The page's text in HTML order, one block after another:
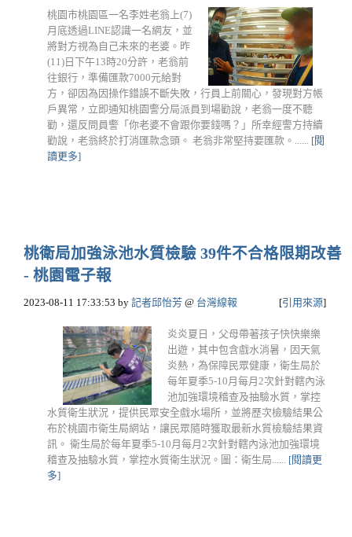
桃園市桃園區一名李姓老翁上(7)
月底透過LINE認識一名網友，並
將對方視為自己未來的老婆。昨
(11)日下午13時20分許，老翁前
往銀行，準備匯款7000元給對
方，卻因為因操作錯誤不斷失敗，行員上前關心，發現對方帳
戶異常，立即通知桃園警分局派員到場勸說，老翁一度不聽
勸，還反問員警「你老婆不會跟你要錢嗎？」所幸經警方持續
勸說，老翁終於打消匯款念頭。 老翁非常堅持要匯款。...... [閱
讀更多]
桃衛局加強泳池水質檢驗 39件不合格限期改善
- 桃園電子報
2023-08-11 17:33:53 by 記者邱怡芳 @ 台灣線報 [引用來源]
炎炎夏日，父母帶著孩子快快樂樂
出遊，其中包含戲水消暑，因天氣
炎熱，為保障民眾健康，衛生局於
每年夏季5-10月每月2次針對轄內泳
池加強環境稽查及抽驗水質，掌控
水質衛生狀況，提供民眾安全戲水場所，並將歷次檢驗結果公
布於桃園市衛生局網站，讓民眾隨時獲取最新水質檢驗結果資
訊。 衛生局於每年夏季5-10月每月2次針對轄內泳池加強環境
稽查及抽驗水質，掌控水質衛生狀況。圖：衛生局...... [閱讀更
多]